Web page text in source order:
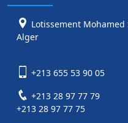
Lotissement
Alger
+213 655 53 90 05
+213 28 97 77 79
+213 28 97 77 75